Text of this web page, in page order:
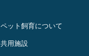
ペット飼育について
共用施設